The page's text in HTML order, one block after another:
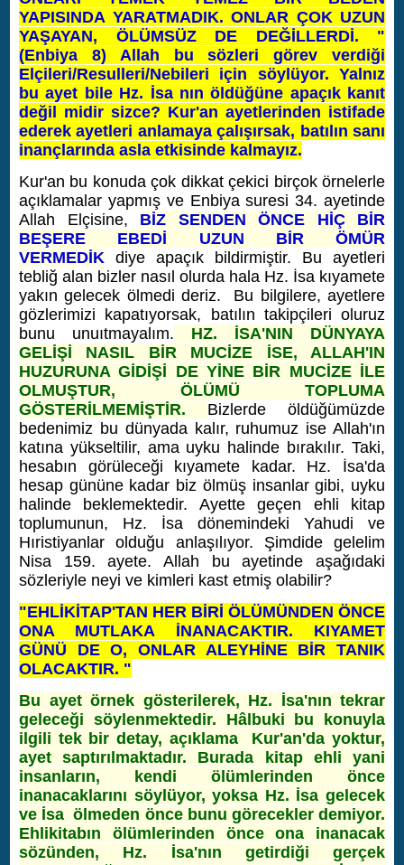
YAPISINDA YARATMADIK. ONLAR ÇOK UZUN
YAŞAYAN, ÖLÜMSÜZ DE DEĞİLLERDİ. "
(Enbiya 8) Allah bu sözleri görev verdiği
Elçileri/Resulleri/Nebileri için söylüyor. Yalnız
bu ayet bile Hz. İsa nın öldüğüne apaçık kanıt
değil midir sizce? Kur'an ayetlerinden istifade
ederek ayetleri anlamaya çalışırsak, batılın sanı
inançlarında asla etkisinde kalmayız.
Kur'an bu konuda çok dikkat çekici birçok örnelerle
açıklamalar yapmış ve Enbiya suresi 34. ayetinde
Allah Elçisine, BİZ SENDEN ÖNCE HİÇ BİR
BEŞERE EBEDİ UZUN BİR ÖMÜR
VERMEDİK diye apaçık bildirmiştir. Bu ayetleri
tebliğ alan bizler nasıl olurda hala Hz. İsa kıyamete
yakın gelecek ölmedi deriz. Bu bilgilere, ayetlere
gözlerimizi kapatıyorsak, batılın takipçileri oluruz
bunu unuıtmayalım. HZ. İSA'NIN DÜNYAYA
GELİŞİ NASIL BİR MUCİZE İSE, ALLAH'IN
HUZURUNA GİDİŞİ DE YİNE BİR MUCİZE İLE
OLMUŞTUR, ÖLÜMÜ TOPLUMA
GÖSTERİLMEMİŞTİR. Bizlerde öldüğümüzde
bedenimiz bu dünyada kalır, ruhumuz ise Allah'ın
katına yükseltilir, ama uyku halinde bırakılır. Taki,
hesabın görüleceği kıyamete kadar. Hz. İsa'da
hesap gününe kadar biz ölmüş insanlar gibi, uyku
halinde beklemektedir. Ayette geçen ehli kitap
toplumunun, Hz. İsa dönemindeki Yahudi ve
Hıristiyanlar olduğu anlaşılıyor. Şimdide gelelim
Nisa 159. ayete. Allah bu ayetinde aşağıdaki
sözleriyle neyi ve kimleri kast etmiş olabilir?
"EHLİKİTAP'TAN HER BİRİ ÖLÜMÜNDEN ÖNCE
ONA MUTLAKA İNANACAKTIR. KIYAMET
GÜNÜ DE O, ONLAR ALEYHİNE BİR TANIK
OLACAKTIR. "
Bu ayet örnek gösterilerek, Hz. İsa'nın tekrar
geleceği söylenmektedir. Hâlbuki bu konuyla
ilgili tek bir detay, açıklama Kur'an'da yoktur,
ayet saptırılmaktadır. Burada kitap ehli yani
insanların, kendi ölümlerinden önce
inanacaklarını söylüyor, yoksa Hz. İsa gelecek
ve İsa ölmeden önce bunu görecekler demiyor.
Ehlikitabın ölümlerinden önce ona inanacak
sözünden, Hz. İsa'nın getirdiği gerçek